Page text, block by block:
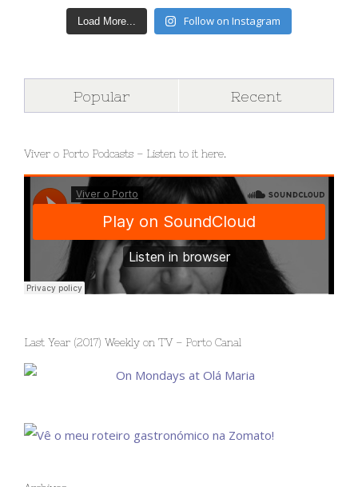
Load More... Follow on Instagram
Popular Recent
Viver o Porto Podcasts – Listen to it here.
Last Year (2017) Weekly on TV – Porto Canal